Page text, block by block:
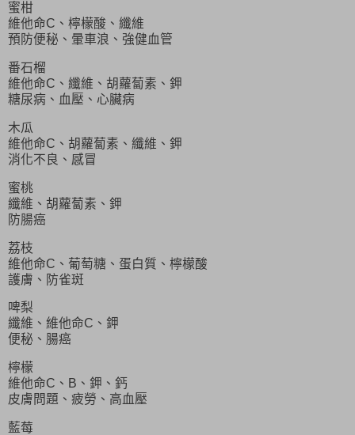
蜜柑
維他命C、檸檬酸、纖維
預防便秘、暈車浪、強健血管
番石榴
維他命C、纖維、胡蘿蔔素、鉀
糖尿病、血壓、心臟病
木瓜
維他命C、胡蘿蔔素、纖維、鉀
消化不良、感冒
蜜桃
纖維、胡蘿蔔素、鉀
防腸癌
荔枝
維他命C、葡萄糖、蛋白質、檸檬酸
護膚、防雀斑
啤梨
纖維、維他命C、鉀
便秘、腸癌
檸檬
維他命C、B、鉀、鈣
皮膚問題、疲勞、高血壓
藍莓